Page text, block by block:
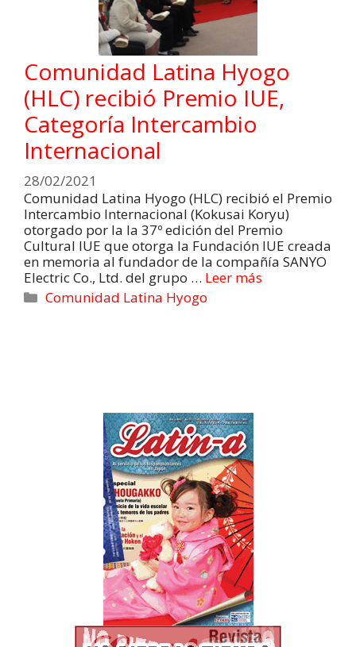
Comunidad Latina Hyogo
(HLC) recibió Premio IUE,
Categoría Intercambio
Internacional
28/02/2021
Comunidad Latina Hyogo (HLC) recibió el Premio
Intercambio Internacional (Kokusai Koryu)
otorgado por la la 37º edición del Premio
Cultural IUE que otorga la Fundación IUE creada
en memoria al fundador de la compañía SANYO
Electric Co., Ltd. del grupo … Leer más
Comunidad Latina Hyogo